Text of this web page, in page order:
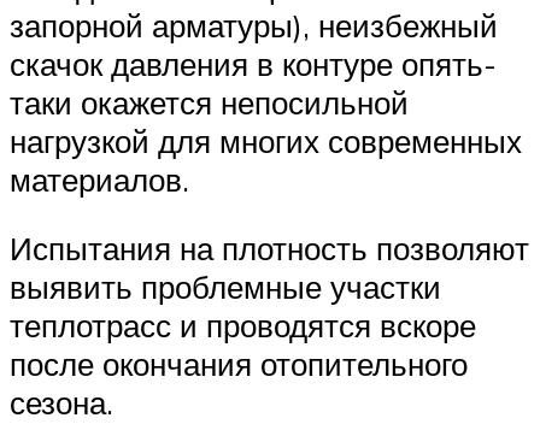
запорной арматуры), неизбежный
скачок давления в контуре опять-
таки окажется непосильной
нагрузкой для многих современных
материалов.
Испытания на плотность позволяют
выявить проблемные участки
теплотрасс и проводятся вскоре
после окончания отопительного
сезона.